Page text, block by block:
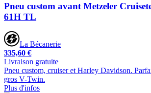
Pneu custom avant Metzeler
61H TL
La Bécanerie
335,60 €
Livraison gratuite
Pneu custom, cruiser et Harley Davidson.
gros V-Twin.
Plus d'infos